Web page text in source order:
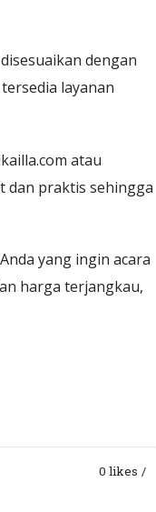
dengan
layanan
atau
dan praktis sehingga
yang ingin acara
harga terjangkau,
0 likes